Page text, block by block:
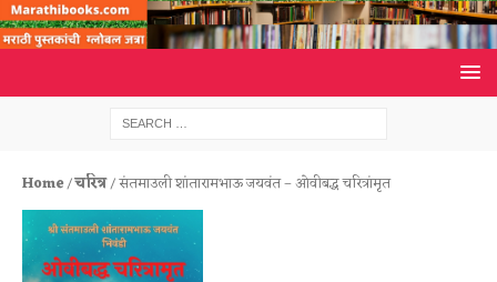
Home/चरित्र/ संतमाउली शांतारामभाऊ जयवंत – ओवीबद्ध चरित्रांमृत